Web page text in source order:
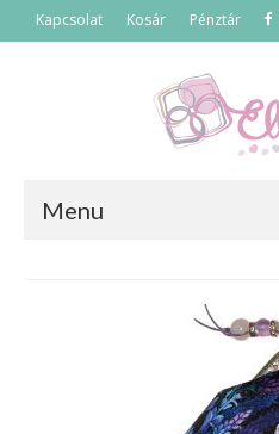
Kapcsolat Kosár Pénztár
Menu
Akciós termékek